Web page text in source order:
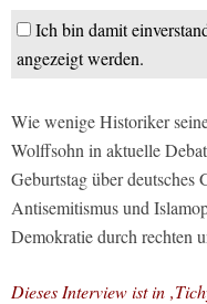
Ich bin damit
angezeigt werden.
Wie wenige Historiker
Wolffsohn in aktuelle
Geburtstag über
Antisemitismus und
Demokratie durch rechten
Dieses Interview ist in